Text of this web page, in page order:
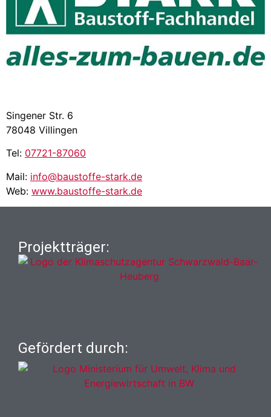
Singener Str. 6
78048 Villingen
Tel: 07721-87060
Mail: info@baustoffe-stark.de
Web: www.baustoffe-stark.de
Projektträger:
Gefördert durch: